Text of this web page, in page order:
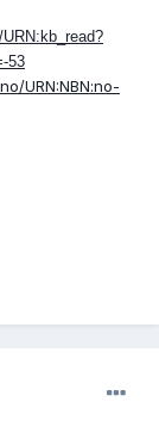
53
URN:NBN:no-